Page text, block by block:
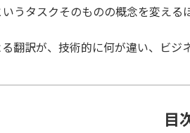
うタスクそのものの概念を変える
翻訳が、技術的に何が違い、ビジ
目